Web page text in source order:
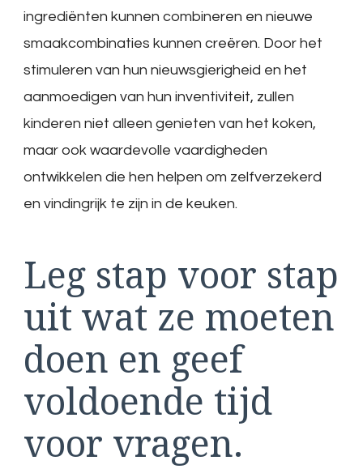
ingrediënten kunnen combineren en nieuwe
smaakcombinaties kunnen creëren. Door het
stimuleren van hun nieuwsgierigheid en het
aanmoedigen van hun inventiviteit, zullen
kinderen niet alleen genieten van het koken,
maar ook waardevolle vaardigheden
ontwikkelen die hen helpen om zelfverzekerd
en vindingrijk te zijn in de keuken.
Leg stap voor stap
uit wat ze moeten
doen en geef
voldoende tijd
voor vragen.